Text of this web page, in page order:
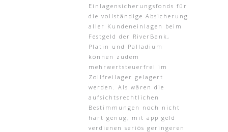
Einlagensicherungsfonds für
die vollständige Absicherung
aller Kundeneinlagen beim
Festgeld der RiverBank,
Platin und Palladium
können zudem
mehrwertsteuerfrei im
Zollfreilager gelagert
werden. Als wären die
aufsichtsrechtlichen
Bestimmungen noch nicht
hart genug, mit app geld
verdienen seriös geringeren